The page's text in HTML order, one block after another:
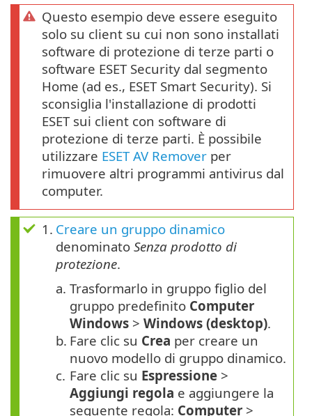
Questo esempio deve essere eseguito
solo su client su cui non sono installati
software di protezione di terze parti o
software ESET Security dal segmento
Home (ad es., ESET Smart Security). Si
sconsiglia l'installazione di prodotti
ESET sui client con software di
protezione di terze parti. È possibile
utilizzare ESET AV Remover per
rimuovere altri programmi antivirus dal
computer.
1. Creare un gruppo dinamico
denominato Senza prodotto di
protezione.
a. Trasformarlo in gruppo figlio del
gruppo predefinito Computer
Windows > Windows (desktop).
b. Fare clic su Crea per creare un
nuovo modello di gruppo dinamico.
c. Fare clic su Espressione >
Aggiungi regola e aggiungere la
seguente regola: Computer >